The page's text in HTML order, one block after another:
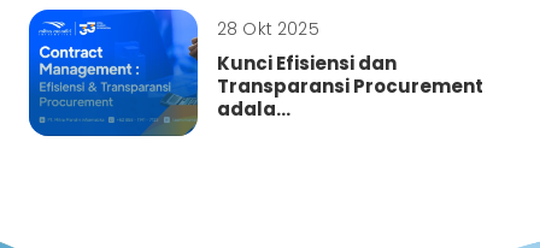
28 Okt 2025
Kunci Efisiensi dan
Transparansi Procurement
adala...